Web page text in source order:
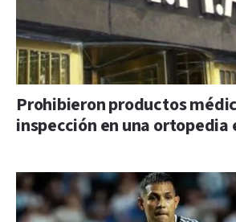
Prohibieron productos
inspección en una ortopedia